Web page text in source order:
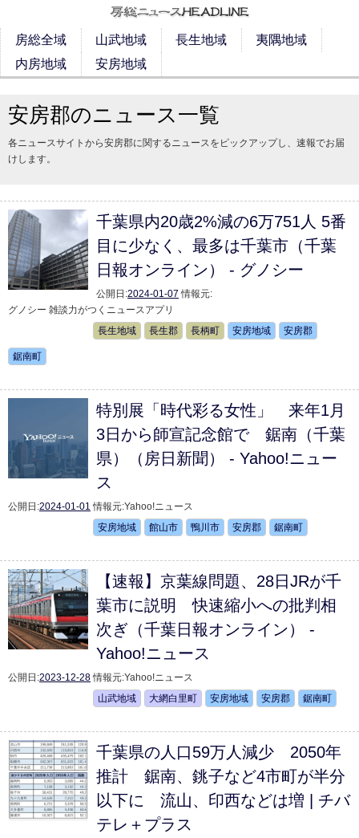
房総全域 山武地域 長生地域
夷隅地域
内房地域
安房地域
安房郡のニュース一覧
各ニュースサイトから安房郡に関するニュースをピックアップし、速報でお届
けします。
千葉県内20歳2%減の6万751人 5番
目に少なく、最多は千葉市（千葉
日報オンライン） - グノシー
公開日:2024-01-07 情報元:
グノシー 雑談力がつくニュースアプリ
長生地域
長生郡 長柄町 安房地域 安房郡
鋸南町
特別展「時代彩る女性」 来年1月
3日から師宣記念館で 鋸南（千葉
県）（房日新聞） - Yahoo!ニュー
ス
公開日:2024-01-01 情報元:Yahoo!ニュース
安房地域
館山市 鴨川市 安房郡 鋸南町
【速報】京葉線問題、28日JRが千
葉市に説明 快速縮小への批判相
次ぎ（千葉日報オンライン） -
Yahoo!ニュース
公開日:2023-12-28 情報元:Yahoo!ニュース
山武地域
大網白里町 安房地域 安房郡 鋸南町
千葉県の人口59万人減少 2050年
推計 鋸南、銚子など4市町が半分
以下に 流山、印西などは増 | チバ
テレ＋プラス